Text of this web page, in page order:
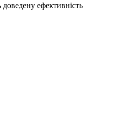
ефективність